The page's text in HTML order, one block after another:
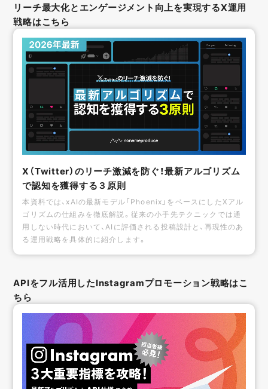
リーチ最大化とエンゲージメント向上を実現するX運用
戦略はこちら
X（Twitter）のリーチ激減を防ぐ！最新アルゴリズム
で認知を獲得する３原則
本資料では、xAIの最新モデル「Phoenix」をベースにしたXアル
ゴリズムの仕組みを徹底解説。従来の小手先テクニックでは通
用しない時代において、AIに評価される投稿設計と、再現性のあ
る運用戦略を具体的に紹介します。
APIをフル活用したInstagramプロモーション戦略はこ
ちら